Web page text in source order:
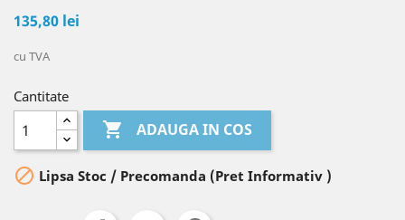
135,80 lei
cu TVA
Cantitate
 ADAUGA IN COS
 Lipsa Stoc / Precomanda (Pret Informativ )